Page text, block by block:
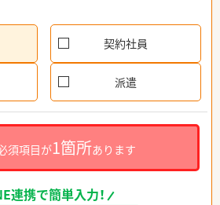
契約社員
派遣
須項目が1箇所あります
連携で簡単入力！